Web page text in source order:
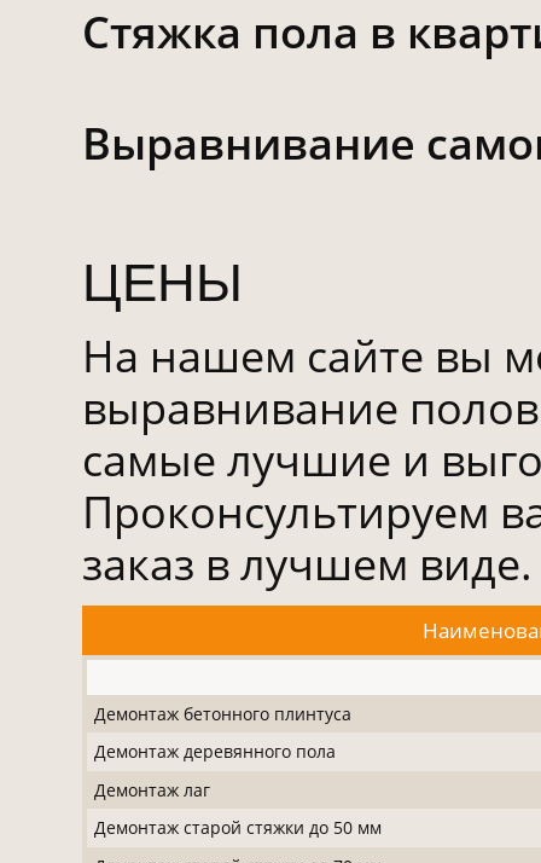
Стяжка пола в
Выравнивание
ЦЕНЫ
На нашем сайте вы
выравнивание
самые лучшие и
Проконсультируем
заказ в лучшем виде.
Демонтаж бетонного плинтуса
Демонтаж деревянного пола
Демонтаж лаг
Демонтаж старой стяжки до 50 мм